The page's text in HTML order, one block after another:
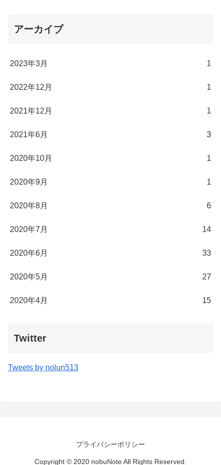
アーカイブ
2023年3月 1
2022年12月 1
2021年12月 1
2021年6月 3
2020年10月 1
2020年9月 1
2020年8月 6
2020年7月 14
2020年6月 33
2020年5月 27
2020年4月 15
Twitter
Tweets by nolun513
プライバシーポリシー
Copyright © 2020 nobuNote All Rights Reserved.